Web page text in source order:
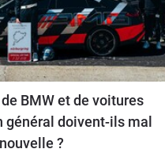
BMW et de voitures
général doivent-ils mal
?